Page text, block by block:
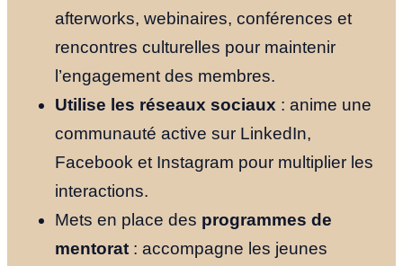
afterworks, webinaires, conférences et
rencontres culturelles pour maintenir
l’engagement des membres.
Utilise les réseaux sociaux : anime une
communauté active sur LinkedIn,
Facebook et Instagram pour multiplier les
interactions.
Mets en place des programmes de
mentorat : accompagne les jeunes